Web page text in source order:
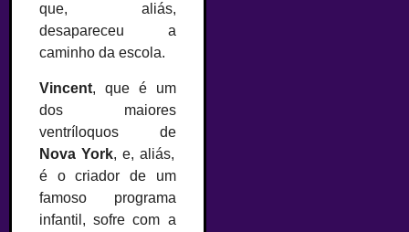
que, aliás,
desapareceu a
caminho da escola.
Vincent, que é um
dos maiores
ventríloquos de
Nova York, e, aliás,
é o criador de um
famoso programa
infantil, sofre com a